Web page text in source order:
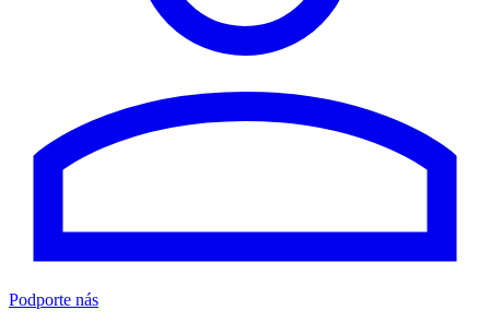
Podporte nás